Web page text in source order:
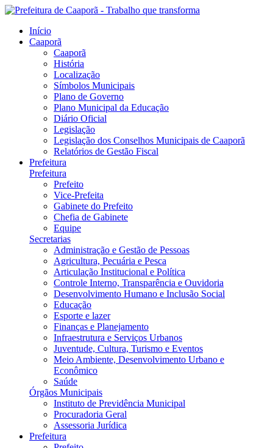
Início
Caaporã
Caaporã
História
Localização
Símbolos Municipais
Plano de Governo
Plano Municipal da Educação
Diário Oficial
Legislação
Legislação dos Conselhos Municipais de Caaporã
Relatórios de Gestão Fiscal
Prefeitura
Prefeitura
Prefeito
Vice-Prefeita
Gabinete do Prefeito
Chefia de Gabinete
Equipe
Secretarias
Administração e Gestão de Pessoas
Agricultura, Pecuária e Pesca
Articulação Institucional e Política
Controle Interno, Transparência e Ouvidoria
Desenvolvimento Humano e Inclusão Social
Educação
Esporte e lazer
Finanças e Planejamento
Infraestrutura e Serviços Urbanos
Juventude, Cultura, Turismo e Eventos
Meio Ambiente, Desenvolvimento Urbano e
Econômico
Saúde
Órgãos Municipais
Instituto de Previdência Municipal
Procuradoria Geral
Assessoria Jurídica
Prefeitura